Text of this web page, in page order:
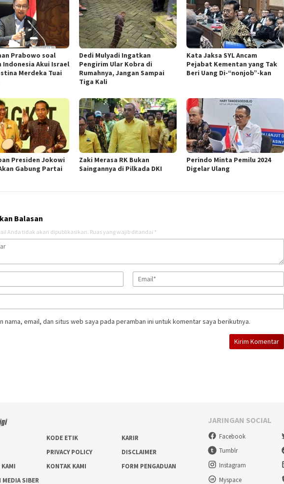
Prabowo soal
Indonesia Akui Israel
Merdeka Tuai
Dedi Mulyadi Ingatkan
Pengirim Ular Kobra di
Rumahnya, Jangan Sampai
Tiga Kali
Kata Jaksa SYL Ancam
Pejabat Kementan yang Tak
Beri Uang Di-“nonjob”-kan
Presiden Jokowi
Gabung Partai
Zaki Merasa RK Bukan
Saingannya di Pilkada DKI
Perindo Minta Pemilu 2024
Digelar Ulang
Balasan
Anda tidak akan dipublikasikan. Ruas yang wajib ditandai *
nama, email, dan situs web saya pada peramban ini untuk komentar saya berikutnya.
KODE ETIK
KARIR
PRIVACY POLICY
DISCLAIMER
KONTAK KAMI
FORM PENGADUAN
MEDIA SIBER
JARINGAN SOCIAL
Facebook
Tumblr
Instagram
Myspace